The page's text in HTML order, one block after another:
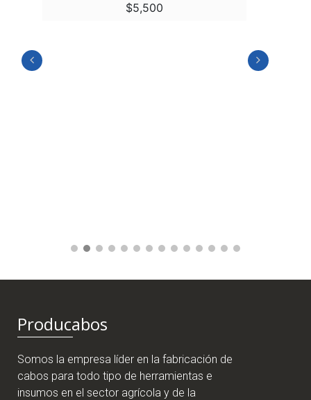
$5,500
Producabos
Somos la empresa líder en la fabricación de
cabos para todo tipo de herramientas e
insumos en el sector agrícola y de la